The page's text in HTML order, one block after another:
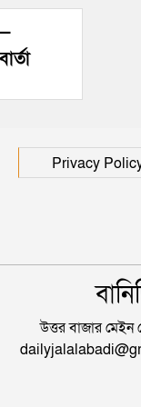
Privacy
উত্তর বাজার মেইন